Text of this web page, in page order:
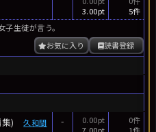
3.00pt
5件
生徒が言う。
読書登録
お気に入り
)
久和間
-
0.00pt
0件